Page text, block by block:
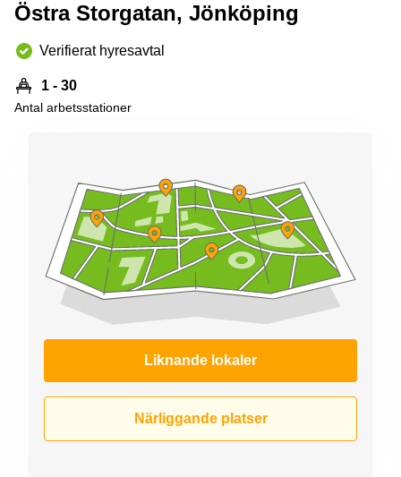
Östra Storgatan, Jönköping
Verifierat hyresavtal
1 - 30
Antal arbetsstationer
Liknande lokaler
Närliggande platser